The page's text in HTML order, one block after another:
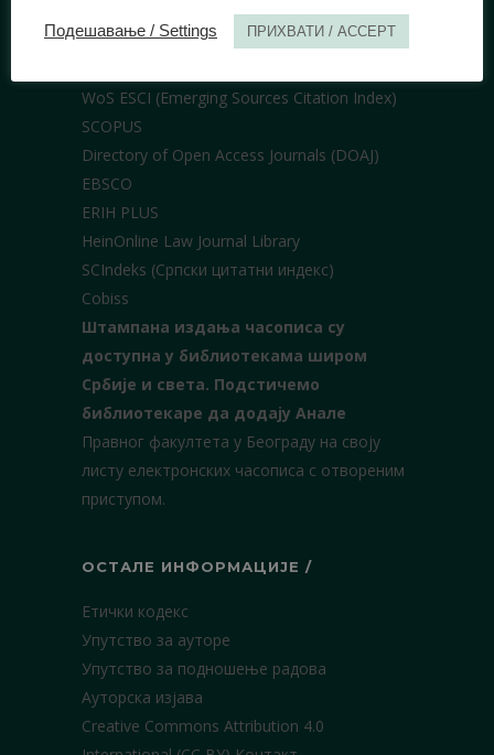
WoS ESCI (Emerging Sources Citation Index)
SCOPUS
Directory of Open Access Journals (DOAJ)
EBSCO
ERIH PLUS
HeinOnline Law Journal Library
SCIndeks (Српски цитатни индекс)
Cobiss
Штампана издања часописа су
доступна у библиотекама широм
Србије и света. Подстичемо
библиотекаре да додају Анале
Правног факултета у Београду на своју
листу електронских часописа с отвореним
приступом.
ОСТАЛЕ ИНФОРМАЦИЈЕ /
Етички кодекс
Упутство за ауторе
Упутство за подношење радова
Ауторска изјава
Creative Commons Attribution 4.0
Подешавање / Settings ПРИХВАТИ / ACCEPT